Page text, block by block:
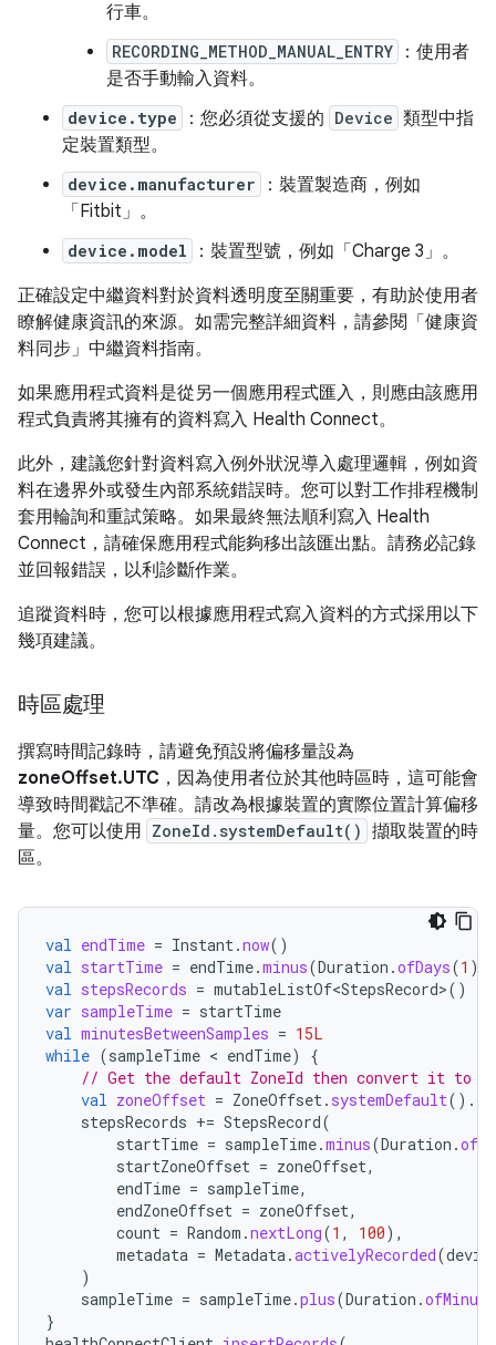
行車。
RECORDING_METHOD_MANUAL_ENTRY
：使用者
是否手動輸入資料。
device.type ：您必須從支援的 Device 類型中指
定裝置類型。
device.manufacturer
：裝置製造商，例如
「Fitbit」。
device.model
：裝置型號，例如「Charge 3」。
正確設定中繼資料對於資料透明度至關重要，有助於使用者
瞭解健康資訊的來源。如需完整詳細資料，請參閱「健康資
料同步」中繼資料指南。
如果應用程式資料是從另一個應用程式匯入，則應由該應用
程式負責將其擁有的資料寫入 Health Connect。
此外，建議您針對資料寫入例外狀況導入處理邏輯，例如資
料在邊界外或發生內部系統錯誤時。您可以對工作排程機制
套用輪詢和重試策略。如果最終無法順利寫入 Health
Connect，請確保應用程式能夠移出該匯出點。請務必記錄
並回報錯誤，以利診斷作業。
追蹤資料時，您可以根據應用程式寫入資料的方式採用以下
幾項建議。
時區處理
撰寫時間記錄時，請避免預設將偏移量設為
zoneOffset.UTC ，因為使用者位於其他時區時，這可能會
導致時間戳記不準確。請改為根據裝置的實際位置計算偏移
量。您可以使用 ZoneId.systemDefault() 擷取裝置的時
區。
val endTime = Instant.now()
val startTime = endTime.minus(Duration .ofDays(1 ))
val stepsRecords = mutableListOf<StepsRecord>()
var sampleTime = startTime
val minutesBetweenSamples = 15L
while (sampleTime < endTime)
{
// Get the default ZoneId then convert it to
val zoneOffset = ZoneOffset. systemDefault().
stepsRecords += StepsRecord(
startTime = sampleTime.minus(Duration .
startZoneOffset = zoneOffset,
endTime = sampleTime,
endZoneOffset = zoneOffset,
count = Random .nextLong(1 , 100),
metadata = Metadata.activelyRecorded(
)
sampleTime = sampleTime.plus(Duration .
}